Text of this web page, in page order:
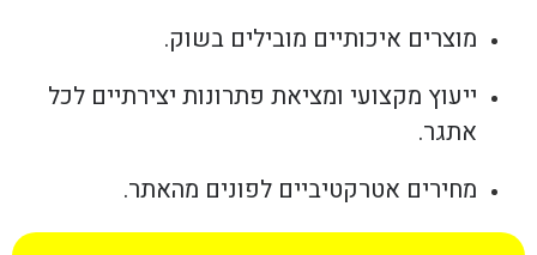
מוצרים איכותיים מובילים בשוק.
ייעוץ מקצועי ומציאת פתרונות יצירתיים לכל
אתגר.
מחירים אטרקטיביים לפונים מהאתר.